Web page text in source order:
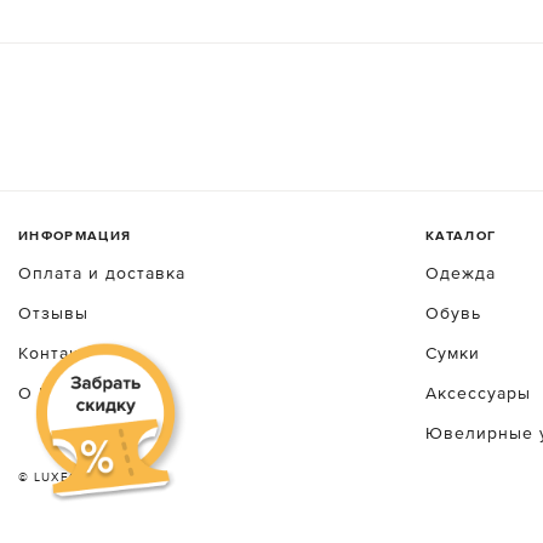
ИНФОРМАЦИЯ
Оплата и доставка
Отзывы
Контакты
О luxecrime
КАТАЛОГ
Одежда
Обувь
Сумки
Аксессуары
Ювелирные
© LUXEСRIME 2026